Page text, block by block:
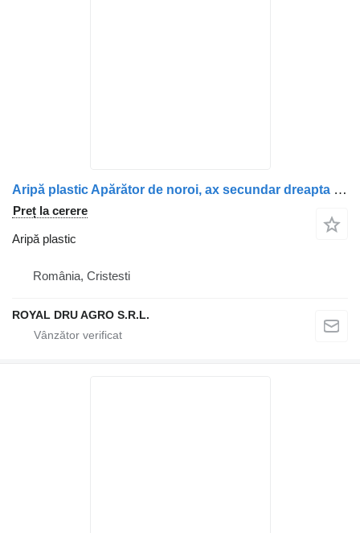
Aripă plastic Apărător de noroi, ax secundar dreapta (K-710, K710) pentru camion Volvo FH
Preț la cerere
Aripă plastic
România, Cristesti
ROYAL DRU AGRO S.R.L.